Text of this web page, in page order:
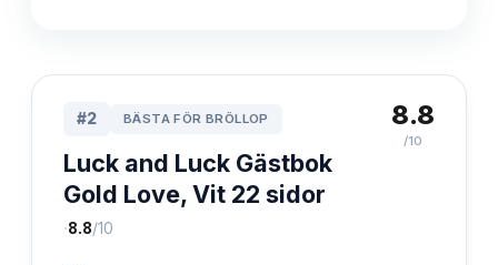
#2 BÄSTA FÖR BRÖLLOP
Luck and Luck Gästbok
Gold Love, Vit 22 sidor
·8.8/10
8.8
/10